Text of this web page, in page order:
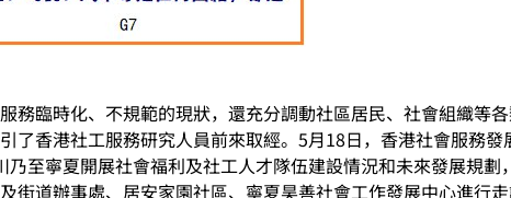
務臨時化、不規範的現狀，還充分調動社區居民、社會組織等
了香港社工服務研究人員前來取經。5月18日，香港社會服務
至寧夏開展社會福利及社工人才隊伍建設情況和未來發展規
街道辦事處、居安家園社區、寧夏昊善社會工作發展中心進行